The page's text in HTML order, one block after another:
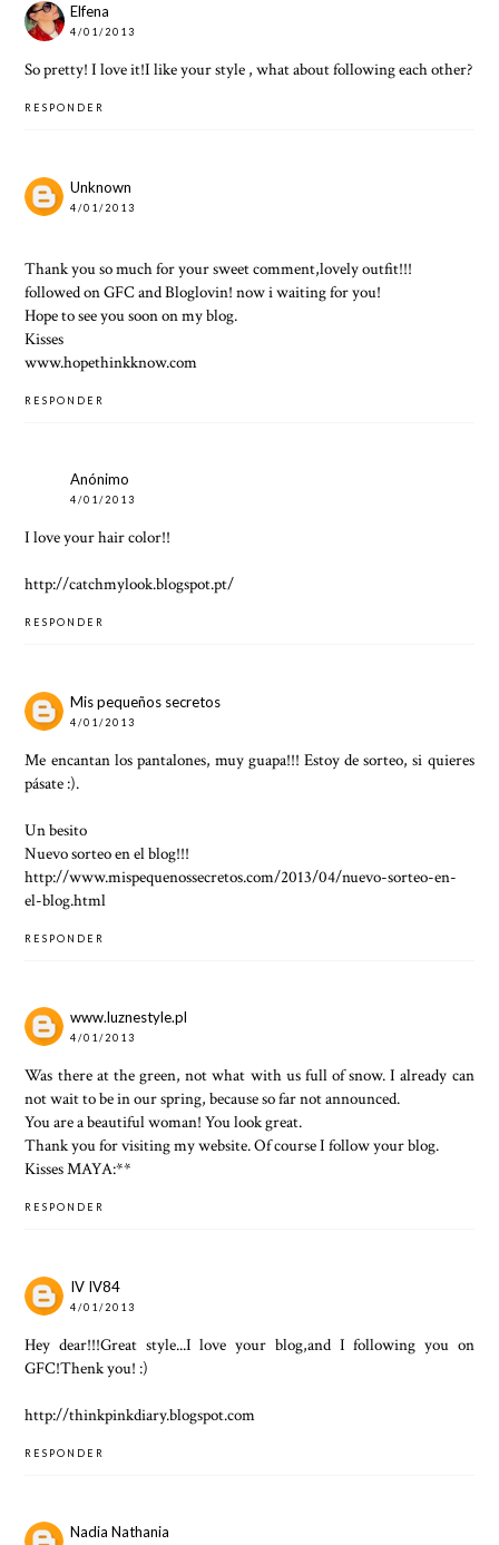
Elfena
4/01/2013
So pretty! I love it!I like your style , what about following each other?
RESPONDER
Unknown
4/01/2013
Thank you so much for your sweet comment,lovely outfit!!!
followed on GFC and Bloglovin! now i waiting for you!
Hope to see you soon on my blog.
Kisses
www.hopethinkknow.com
RESPONDER
Anónimo
4/01/2013
I love your hair color!!
http://catchmylook.blogspot.pt/
RESPONDER
Mis pequeños secretos
4/01/2013
Me encantan los pantalones, muy guapa!!! Estoy de sorteo, si quieres
pásate :).
Un besito
Nuevo sorteo en el blog!!!
http://www.mispequenossecretos.com/2013/04/nuevo-sorteo-en-
el-blog.html
RESPONDER
www.luznestyle.pl
4/01/2013
Was there at the green, not what with us full of snow. I already can
not wait to be in our spring, because so far not announced.
You are a beautiful woman! You look great.
Thank you for visiting my website. Of course I follow your blog.
KissesMAYA:**
RESPONDER
IV IV84
4/01/2013
Hey dear!!!Great style...I love your blog,and I following you on
GFC!Thenk you! :)
http://thinkpinkdiary.blogspot.com
RESPONDER
Nadia Nathania